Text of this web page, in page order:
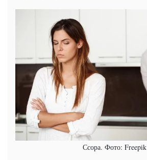
Ссора. Фото: Freepik